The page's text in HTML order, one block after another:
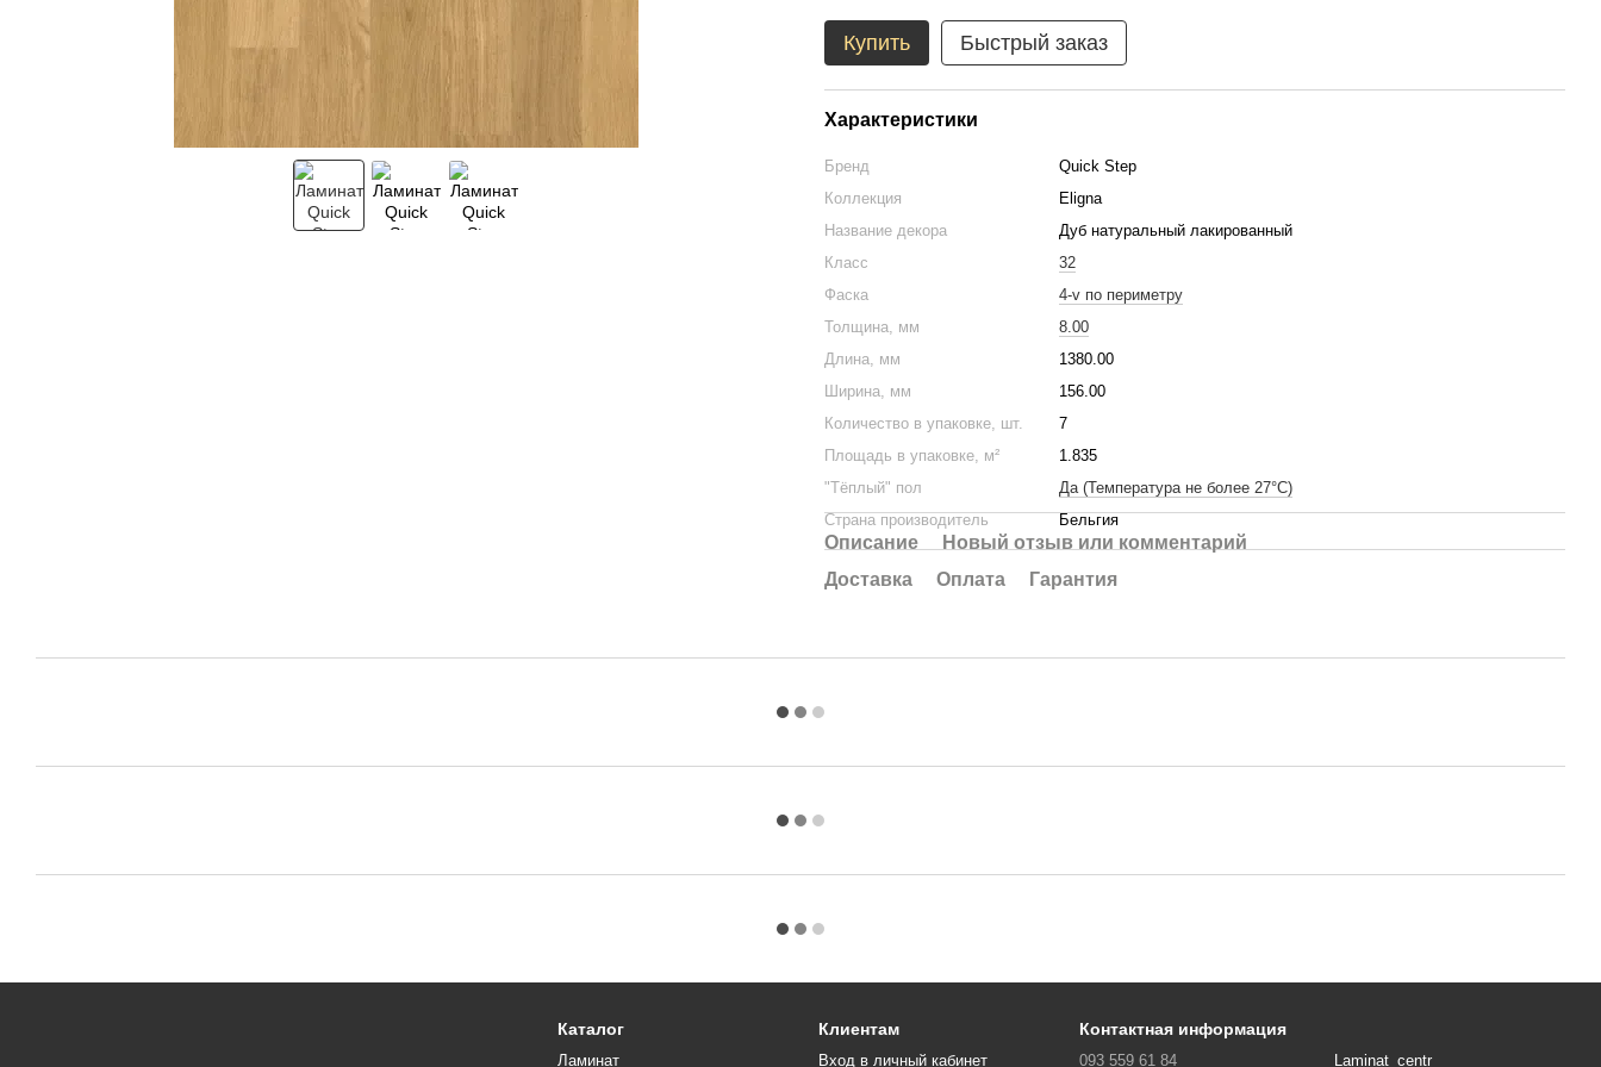
Купить Быстрый заказ
Характеристики
Бренд
Quick Step
Коллекция
Eligna
Название декора
Дуб натуральный лакированный
Класс
32
Фаска
4-v по периметру
Толщина, мм
8.00
Длина, мм
1380.00
Ширина, мм
156.00
Количество в упаковке, шт.
7
Площадь в упаковке, м²
1.835
"Тёплый" пол
Да (Температура не более 27°C)
Страна производитель
Бельгия
Описание
Новый отзыв или комментарий
Доставка
Оплата Гарантия
Каталог
Ламинат
Клиентам
Вход в личный кабинет
Контактная информация
093 559 61 84 Laminat_centr